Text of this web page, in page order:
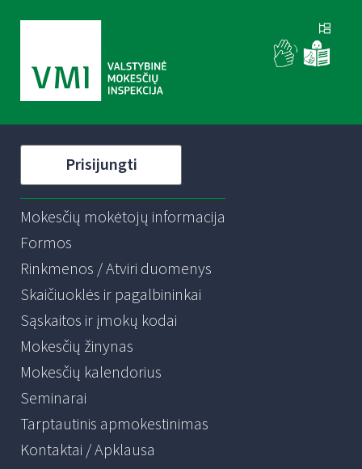
Prisijungti
Mokesčių mokėtojų informacija
Formos
Rinkmenos / Atviri duomenys
Skaičiuoklės ir pagalbininkai
Sąskaitos ir įmokų kodai
Mokesčių žinynas
Mokesčių kalendorius
Seminarai
Tarptautinis apmokestinimas
Kontaktai / Apklausa